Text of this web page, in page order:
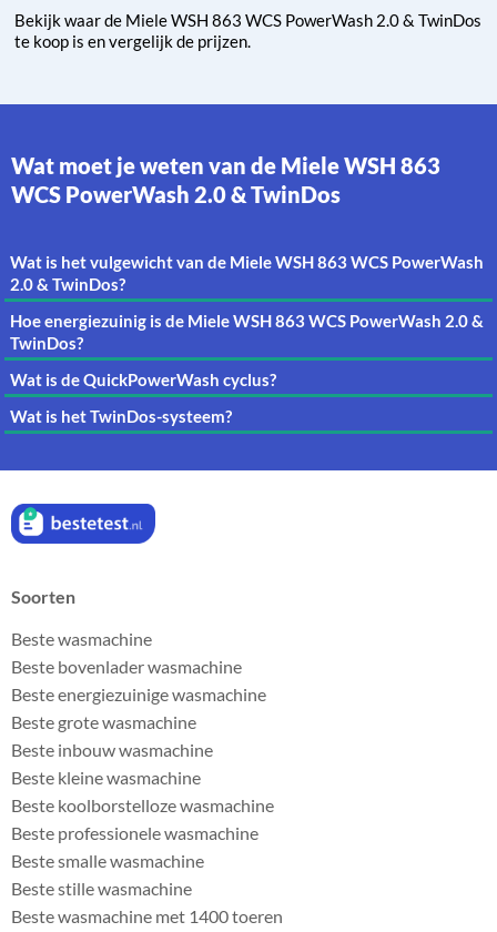
Bekijk waar de Miele WSH 863 WCS PowerWash 2.0 & TwinDos
te koop is en vergelijk de prijzen.
Wat moet je weten van de Miele WSH 863
WCS PowerWash 2.0 & TwinDos
Wat is het vulgewicht van de Miele WSH 863 WCS PowerWash
2.0 & TwinDos?
Hoe energiezuinig is de Miele WSH 863 WCS PowerWash 2.0 &
TwinDos?
Wat is de QuickPowerWash cyclus?
Wat is het TwinDos-systeem?
Soorten
Beste wasmachine
Beste bovenlader wasmachine
Beste energiezuinige wasmachine
Beste grote wasmachine
Beste inbouw wasmachine
Beste kleine wasmachine
Beste koolborstelloze wasmachine
Beste professionele wasmachine
Beste smalle wasmachine
Beste stille wasmachine
Beste wasmachine met 1400 toeren